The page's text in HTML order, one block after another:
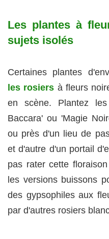
Les plantes à
sujets isolés
Certaines plantes
les rosiers à fleurs
en scène. Plantez
Baccara' ou 'Magie
ou près d'un lieu de
et d'autre d'un portail
pas rater cette
les versions buissons
des gypsophiles aux
par d'autres rosiers